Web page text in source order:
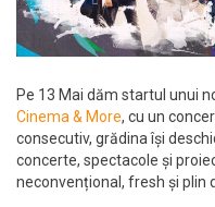
Pe 13 Mai dăm startul unui
Cinema & More, cu un
consecutiv, grădina își
concerte, spectacole și
neconvențional, fresh și plin